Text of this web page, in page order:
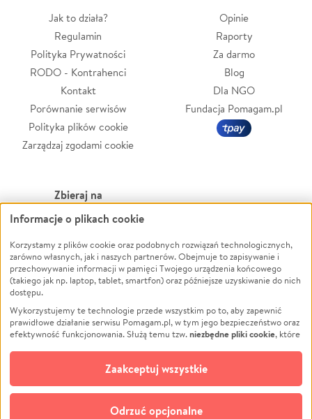
Jak to działa?
Regulamin
Polityka Prywatności
RODO - Kontrahenci
Kontakt
Porównanie serwisów
Polityka plików cookie
Zarządzaj zgodami cookie
Opinie
Raporty
Za darmo
Blog
Dla NGO
Fundacja Pomagam.pl
Zbieraj na
Leczenie
Zwierzęta
Pożar
Ukraina
Pomoc Finansowa
Projekty
Pogrzeb
Społeczność lokalna
Kultura
Powódź
Wichura
NGO
Edukacja
Podróż
Impreza
Ochrona środowiska
Biznes
Informacje o plikach cookie
Korzystamy z plików cookie oraz podobnych rozwiązań technologicznych,
zarówno własnych, jak i naszych partnerów. Obejmuje to zapisywanie i
przechowywanie informacji w pamięci Twojego urządzenia końcowego
(takiego jak np. laptop, tablet, smartfon) oraz późniejsze uzyskiwanie do nich
dostępu.
Wykorzystujemy te technologie przede wszystkim po to, aby zapewnić
prawidłowe działanie serwisu Pomagam.pl, w tym jego bezpieczeństwo oraz
efektywność funkcjonowania. Służą temu tzw.niezbędne pliki cookie, które
opcjonalnych plików cookie
technologii do celów analitycznych i retargetingowych. Możesz wyrazić
zgodę na ich stosowanie lub jej odmówić. W dowolnym momencie masz
możliwość zmiany swoich preferencji na stronie „Zarządzaj zgodami cookie”,
do której link znajdziesz w stopce serwisu Pomagam.pl. Opcjonalne pliki
Odrzuć opcjonalne
Zaakceptuj wszystkie